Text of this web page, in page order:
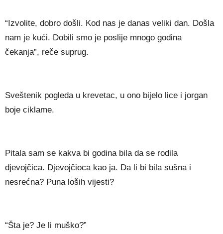
“Izvolite, dobro došli. Kod nas je danas veliki dan. Došla
nam je kući. Dobili smo je poslije mnogo godina
čekanja”, reče suprug.
Sveštenik pogleda u krevetac, u ono bijelo lice i jorgan
boje ciklame.
Pitala sam se kakva bi godina bila da se rodila
djevojčica. Djevojčioca kao ja. Da li bi bila sušna i
nesrećna? Puna loših vijesti?
“Šta je? Je li muško?”